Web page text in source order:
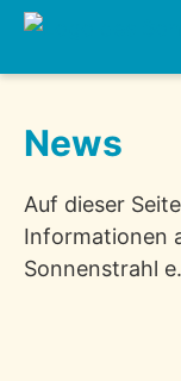
News
Auf dieser
Informationen
Sonnenstrahl